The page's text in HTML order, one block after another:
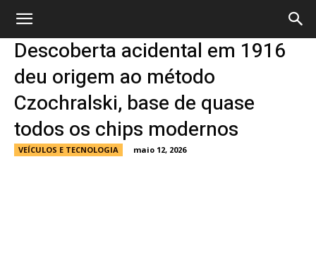
Descoberta acidental em 1916
deu origem ao método
Czochralski, base de quase
todos os chips modernos
VEÍCULOS E TECNOLOGIA maio 12, 2026